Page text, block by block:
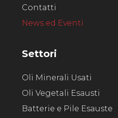
Contatti
News ed Eventi
Settori
Oli Minerali Usati
Oli Vegetali Esausti
Batterie e Pile Esauste